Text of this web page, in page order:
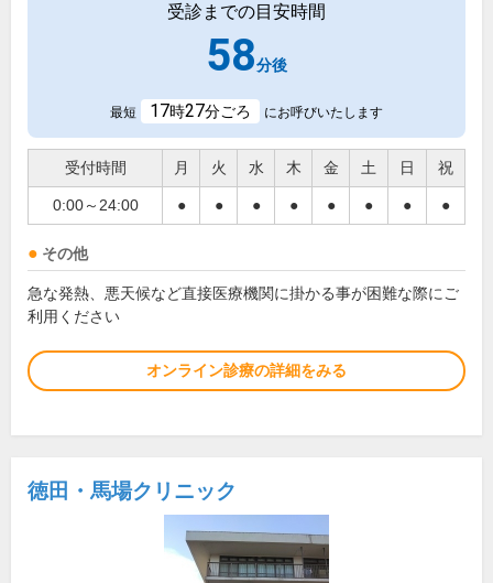
受診までの目安時間
58分後
最短 17時27分ごろ にお呼びいたします
受付時間 月 火 水 木 金 土 日 祝
0:00～24:00 ● ● ● ● ● ● ● ●
その他
急な発熱、悪天候など直接医療機関に掛かる事が困難な際にご
利用ください
オンライン診療の詳細をみる
徳田・馬場クリニック